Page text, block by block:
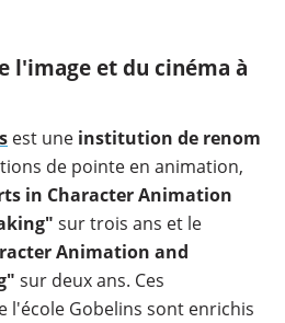
l'image et du cinéma à
est une institution de renom
de pointe en animation,
in Character Animation
sur trois ans et le
Animation and
sur deux ans. Ces
l'école Gobelins sont enrichis